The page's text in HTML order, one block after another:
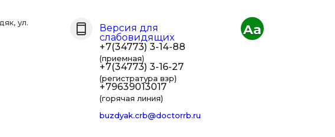
ул.
Версия для
слабовидящих
+7(34773) 3-14-88
(приемная)
+7(34773) 3-16-27
(регистратура взр)
+79639013017
(горячая линия)
buzdyak.crb@doctorrb.ru
Aa